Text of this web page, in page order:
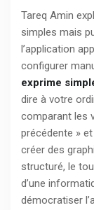
Tareq Amin
simples mais
l’application
configurer
exprime
dire à votre
comparant les
précédente »
créer des
structuré, le
d’une
démocratiser